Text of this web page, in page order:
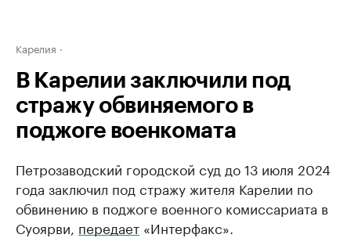
Карелия
В Карелии заключили под
стражу обвиняемого в
поджоге военкомата
Петрозаводский городской суд до 13 июля 2024
года заключил под стражу жителя Карелии по
обвинению в поджоге военного комиссариата в
Суоярви, передает «Интерфакс».